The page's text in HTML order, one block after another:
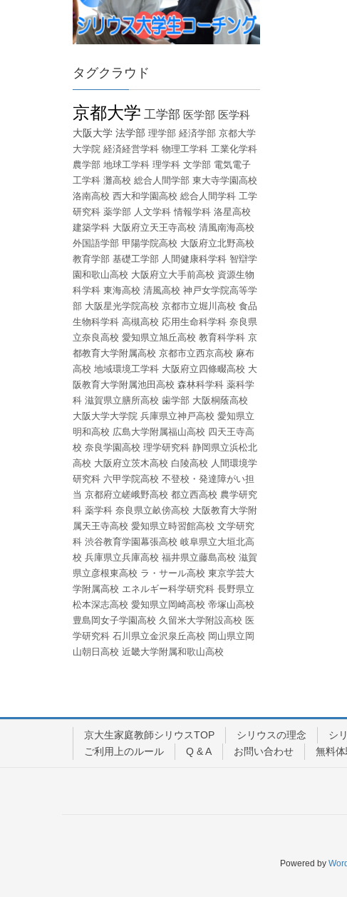
タグクラウド
京都大学 工学部 医学部 医学科
大阪大学 法学部 理学部 経済学部 京都大学
大学院 経済経営学科 物理工学科 工業化学科
農学部 地球工学科 理学科 文学部 電気電子
工学科 灘高校 総合人間学部 東大寺学園高校
洛南高校 西大和学園高校 総合人間学科 工学
研究科 薬学部 人文学科 情報学科 洛星高校
建築学科 大阪府立天王寺高校 清風南海高校
外国語学部 甲陽学院高校 大阪府立北野高校
教育学部 基礎工学部 人間健康科学科 智辯学
園和歌山高校 大阪府立大手前高校 資源生物
科学科 東海高校 清風高校 神戸女学院高等学
部 大阪星光学院高校 京都市立堀川高校 食品
生物科学科 高槻高校 応用生命科学科 奈良県
立奈良高校 愛知県立旭丘高校 教育科学科 京
都教育大学附属高校 京都市立西京高校 麻布
高校 地域環境工学科 大阪府立四條畷高校 大
阪教育大学附属池田高校 森林科学科 薬科学
科 滋賀県立膳所高校 歯学部 大阪桐蔭高校
大阪大学大学院 兵庫県立神戸高校 愛知県立
明和高校 広島大学附属福山高校 四天王寺高
校 奈良学園高校 理学研究科 静岡県立浜松北
高校 大阪府立茨木高校 白陵高校 人間環境学
研究科 六甲学院高校 不登校・発達障がい担
当 京都府立嵯峨野高校 都立西高校 農学研究
科 薬学科 奈良県立畝傍高校 大阪教育大学附
属天王寺高校 愛知県立時習館高校 文学研究
科 渋谷教育学園幕張高校 岐阜県立大垣北高
校 兵庫県立兵庫高校 福井県立藤島高校 滋賀
県立彦根東高校 ラ・サール高校 東京学芸大
学附属高校 エネルギー科学研究科 長野県立
松本深志高校 愛知県立岡崎高校 帝塚山高校
豊島岡女子学園高校 久留米大学附設高校 医
学研究科 石川県立金沢泉丘高校 岡山県立岡
山朝日高校 近畿大学附属和歌山高校
京大生家庭教師シリウスTOP シリウスの理念 シ
ご利用上のルール
Q & A お問い合わせ 無料
Powered by